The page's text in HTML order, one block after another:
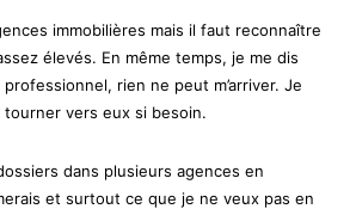
immobilières mais il faut reconnaître
élevés. En même temps, je me dis
professionnel, rien ne peut m’arriver. Je
vers eux si besoin.
dans plusieurs agences en
et surtout ce que je ne veux pas en